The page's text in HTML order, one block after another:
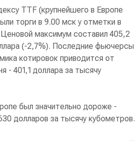
TTF (крупнейшего в Европе
торги в 9.00 мск у отметки в
максимум составил 405,2
(-2,7%). Последние фьючерсы
котировок приводится от
- 401,1 доллара за тысячу
был значительно дороже -
долларов за тысячу кубометров.